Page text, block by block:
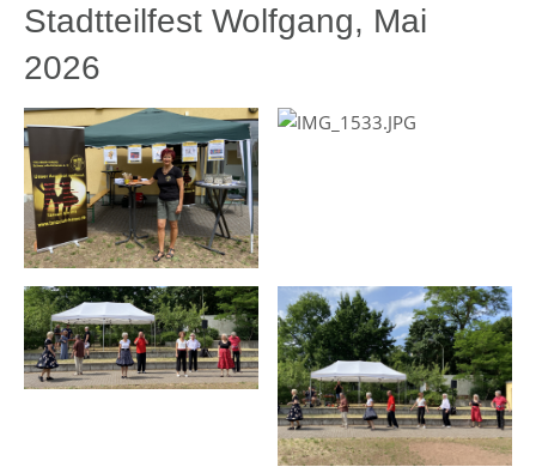
Stadtteilfest Wolfgang, Mai
2026